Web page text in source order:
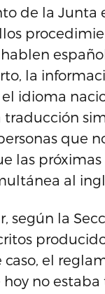
de la Junta
la
idioma
traducción
que
las
al
según la
caso, el
no